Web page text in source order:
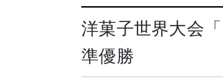
洋菓子世界大会
準優勝